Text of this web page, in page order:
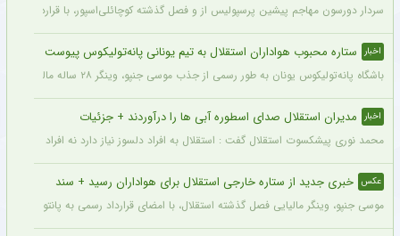
سردار دورسون مهاجم پیشین پرسپولیس از و فصل گذشته کوچائلی‌اسپور، با قراردادی
اخبار ستاره محبوب هواداران استقلال به تیم یونانی پانه‌تولیکوس پیوست
باشگاه پانه‌تولیکوس یونان به طور رسمی از جذب موسی جنپو، وینگر ۲۸ ساله مالیایی سابق استقلال، با قراردادی دو ساله خبر داد.
اخبار مدیران استقلال صدای اسطوره آبی ها را درآوردند + جزئیات
محمد نوری پیشکسوت استقلال گفت : استقلال به افراد دلسوز نیاز دارد نه افراد سود
عکس خبری جدید از ستاره خارجی استقلال برای هواداران رسید + سند
موسی جنپو، وینگر مالیایی فصل گذشته استقلال، با امضای قرارداد رسمی به پانتولیکوس